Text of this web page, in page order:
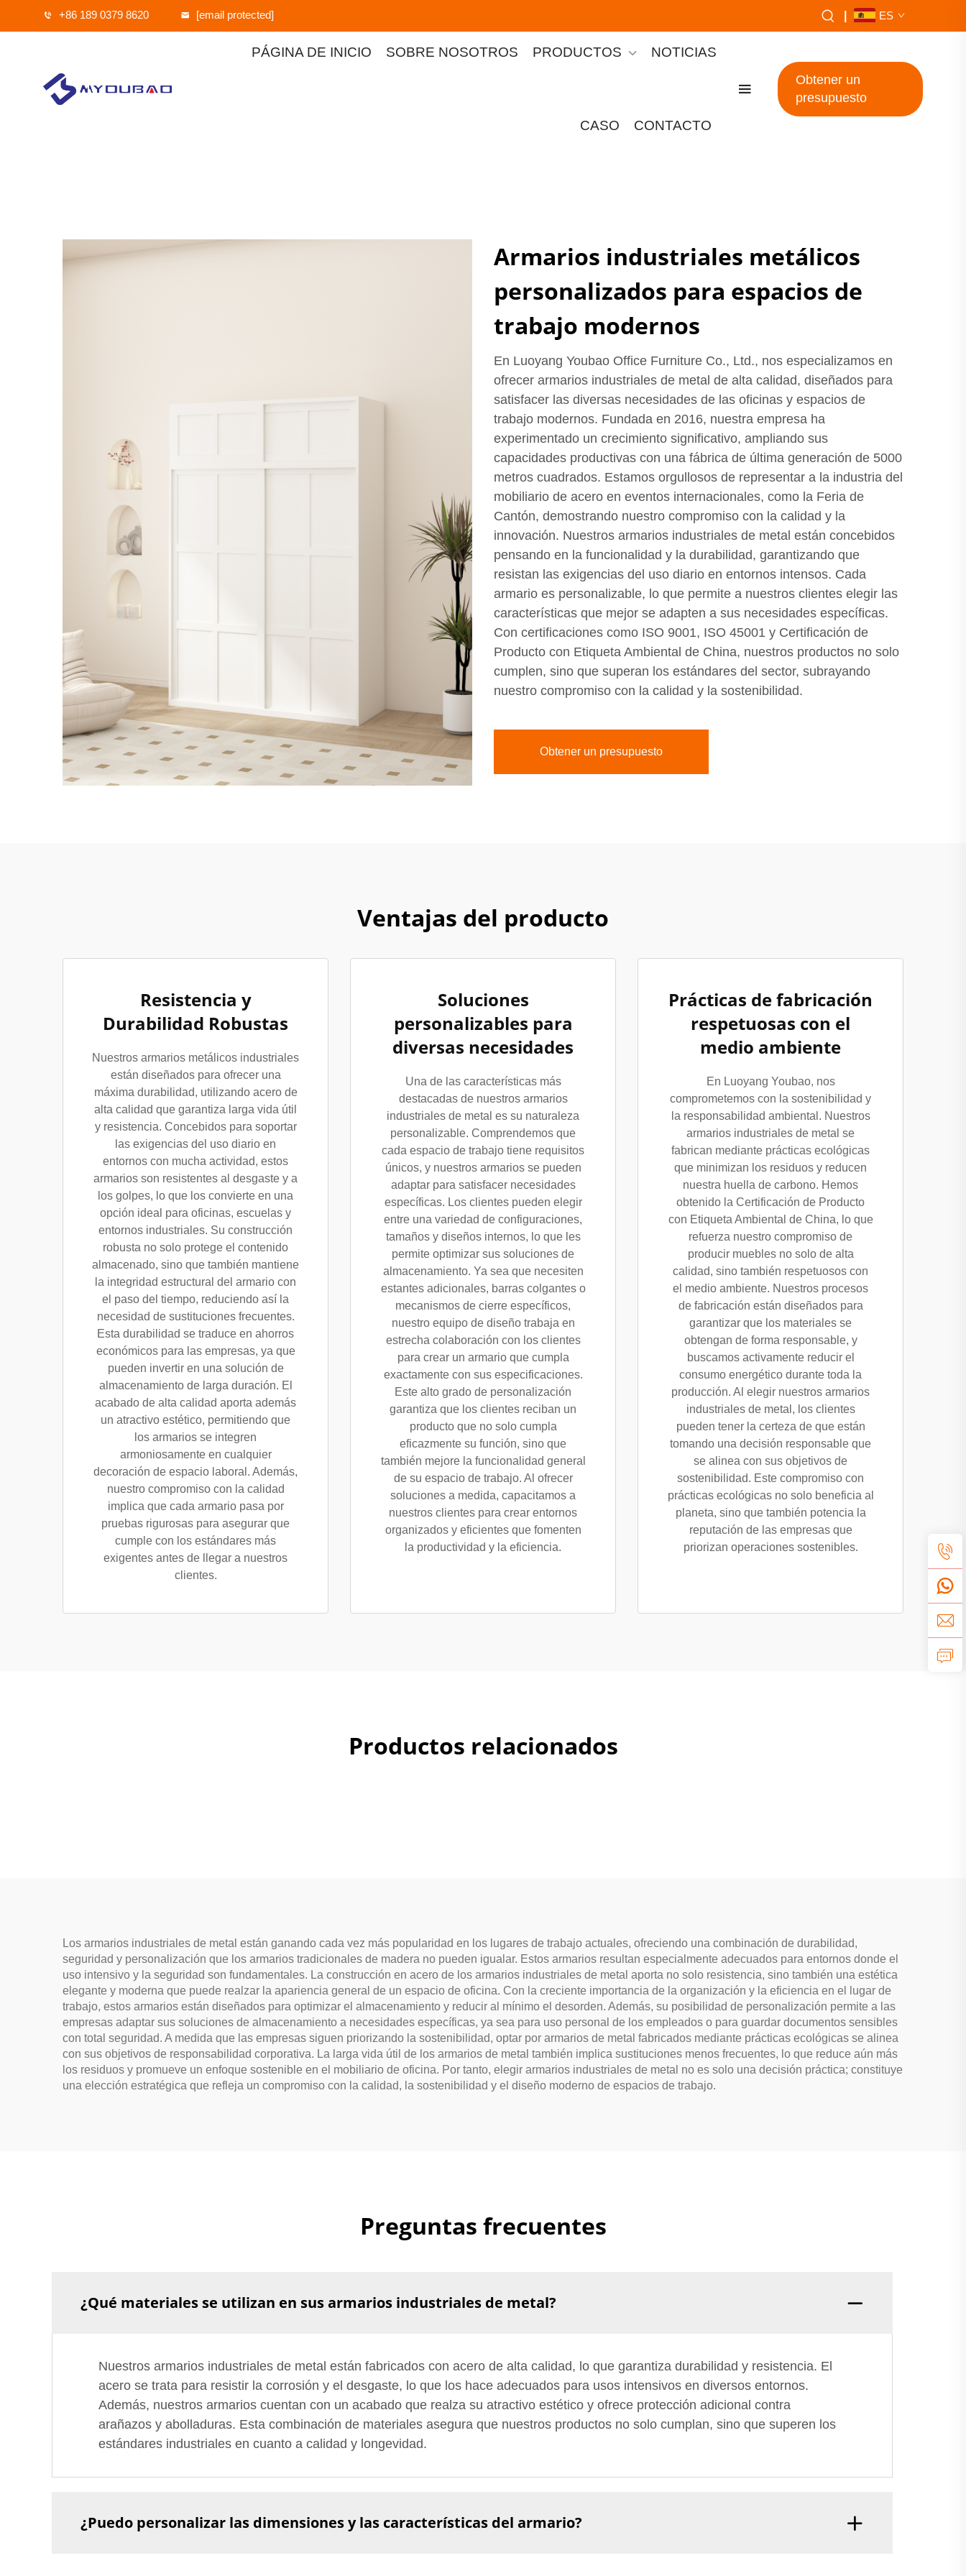
+86 189 0379 8620 [email protected] ES
PÁGINA DE INICIO SOBRE NOSOTROS PRODUCTOS NOTICIAS
CASO CONTACTO
Obtener un
presupuesto
Armarios industriales metálicos
personalizados para espacios de
trabajo modernos
En Luoyang Youbao Office Furniture Co., Ltd., nos especializamos en
ofrecer armarios industriales de metal de alta calidad, diseñados para
satisfacer las diversas necesidades de las oficinas y espacios de
trabajo modernos. Fundada en 2016, nuestra empresa ha
experimentado un crecimiento significativo, ampliando sus
capacidades productivas con una fábrica de última generación de 5000
metros cuadrados. Estamos orgullosos de representar a la industria del
mobiliario de acero en eventos internacionales, como la Feria de
Cantón, demostrando nuestro compromiso con la calidad y la
innovación. Nuestros armarios industriales de metal están concebidos
pensando en la funcionalidad y la durabilidad, garantizando que
resistan las exigencias del uso diario en entornos intensos. Cada
armario es personalizable, lo que permite a nuestros clientes elegir las
características que mejor se adapten a sus necesidades específicas.
Con certificaciones como ISO 9001, ISO 45001 y Certificación de
Producto con Etiqueta Ambiental de China, nuestros productos no solo
cumplen, sino que superan los estándares del sector, subrayando
nuestro compromiso con la calidad y la sostenibilidad.
Obtener un presupuesto
Ventajas del producto
Resistencia y
Durabilidad Robustas
Nuestros armarios metálicos industriales
están diseñados para ofrecer una
máxima durabilidad, utilizando acero de
alta calidad que garantiza larga vida útil
y resistencia. Concebidos para soportar
las exigencias del uso diario en
entornos con mucha actividad, estos
armarios son resistentes al desgaste y a
los golpes, lo que los convierte en una
opción ideal para oficinas, escuelas y
entornos industriales. Su construcción
robusta no solo protege el contenido
almacenado, sino que también mantiene
la integridad estructural del armario con
el paso del tiempo, reduciendo así la
necesidad de sustituciones frecuentes.
Esta durabilidad se traduce en ahorros
económicos para las empresas, ya que
pueden invertir en una solución de
almacenamiento de larga duración. El
acabado de alta calidad aporta además
un atractivo estético, permitiendo que
los armarios se integren
armoniosamente en cualquier
decoración de espacio laboral. Además,
nuestro compromiso con la calidad
implica que cada armario pasa por
pruebas rigurosas para asegurar que
cumple con los estándares más
exigentes antes de llegar a nuestros
clientes.
Soluciones
personalizables para
diversas necesidades
Una de las características más
destacadas de nuestros armarios
industriales de metal es su naturaleza
personalizable. Comprendemos que
cada espacio de trabajo tiene requisitos
únicos, y nuestros armarios se pueden
adaptar para satisfacer necesidades
específicas. Los clientes pueden elegir
entre una variedad de configuraciones,
tamaños y diseños internos, lo que les
permite optimizar sus soluciones de
almacenamiento. Ya sea que necesiten
estantes adicionales, barras colgantes o
mecanismos de cierre específicos,
nuestro equipo de diseño trabaja en
estrecha colaboración con los clientes
para crear un armario que cumpla
exactamente con sus especificaciones.
Este alto grado de personalización
garantiza que los clientes reciban un
producto que no solo cumpla
eficazmente su función, sino que
también mejore la funcionalidad general
de su espacio de trabajo. Al ofrecer
soluciones a medida, capacitamos a
nuestros clientes para crear entornos
organizados y eficientes que fomenten
la productividad y la eficiencia.
Prácticas de fabricación
respetuosas con el
medio ambiente
En Luoyang Youbao, nos
comprometemos con la sostenibilidad y
la responsabilidad ambiental. Nuestros
armarios industriales de metal se
fabrican mediante prácticas ecológicas
que minimizan los residuos y reducen
nuestra huella de carbono. Hemos
obtenido la Certificación de Producto
con Etiqueta Ambiental de China, lo que
refuerza nuestro compromiso de
producir muebles no solo de alta
calidad, sino también respetuosos con
el medio ambiente. Nuestros procesos
de fabricación están diseñados para
garantizar que los materiales se
obtengan de forma responsable, y
buscamos activamente reducir el
consumo energético durante toda la
producción. Al elegir nuestros armarios
industriales de metal, los clientes
pueden tener la certeza de que están
tomando una decisión responsable que
se alinea con sus objetivos de
sostenibilidad. Este compromiso con
prácticas ecológicas no solo beneficia al
planeta, sino que también potencia la
reputación de las empresas que
priorizan operaciones sostenibles.
Productos relacionados
Los armarios industriales de metal están ganando cada vez más popularidad en los lugares de trabajo actuales, ofreciendo una combinación de durabilidad,
seguridad y personalización que los armarios tradicionales de madera no pueden igualar. Estos armarios resultan especialmente adecuados para entornos donde el
uso intensivo y la seguridad son fundamentales. La construcción en acero de los armarios industriales de metal aporta no solo resistencia, sino también una estética
elegante y moderna que puede realzar la apariencia general de un espacio de oficina. Con la creciente importancia de la organización y la eficiencia en el lugar de
trabajo, estos armarios están diseñados para optimizar el almacenamiento y reducir al mínimo el desorden. Además, su posibilidad de personalización permite a las
empresas adaptar sus soluciones de almacenamiento a necesidades específicas, ya sea para uso personal de los empleados o para guardar documentos sensibles
con total seguridad. A medida que las empresas siguen priorizando la sostenibilidad, optar por armarios de metal fabricados mediante prácticas ecológicas se alinea
con sus objetivos de responsabilidad corporativa. La larga vida útil de los armarios de metal también implica sustituciones menos frecuentes, lo que reduce aún más
los residuos y promueve un enfoque sostenible en el mobiliario de oficina. Por tanto, elegir armarios industriales de metal no es solo una decisión práctica; constituye
una elección estratégica que refleja un compromiso con la calidad, la sostenibilidad y el diseño moderno de espacios de trabajo.
Preguntas frecuentes
¿Qué materiales se utilizan en sus armarios industriales de metal?
Nuestros armarios industriales de metal están fabricados con acero de alta calidad, lo que garantiza durabilidad y resistencia. El
acero se trata para resistir la corrosión y el desgaste, lo que los hace adecuados para usos intensivos en diversos entornos.
Además, nuestros armarios cuentan con un acabado que realza su atractivo estético y ofrece protección adicional contra
arañazos y abolladuras. Esta combinación de materiales asegura que nuestros productos no solo cumplan, sino que superen los
estándares industriales en cuanto a calidad y longevidad.
¿Puedo personalizar las dimensiones y las características del armario?